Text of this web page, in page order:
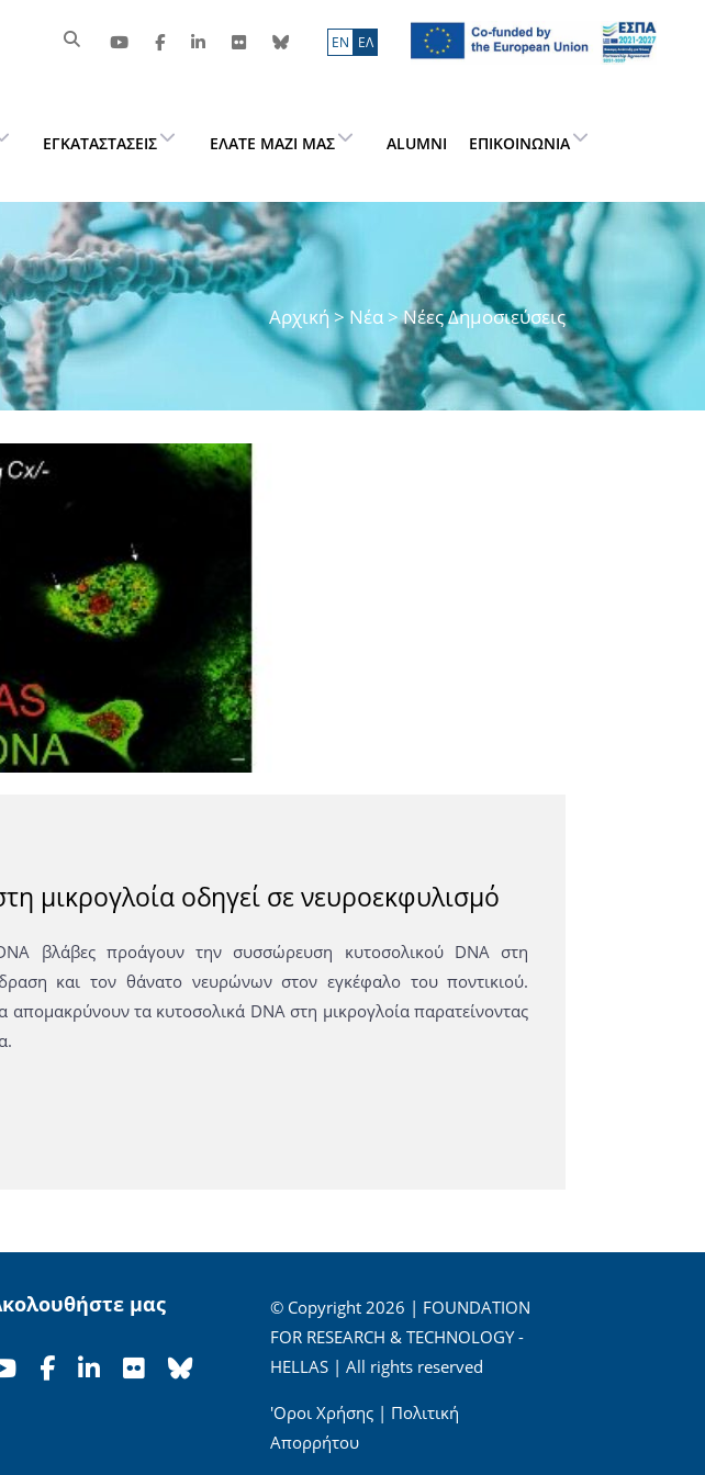
ΕN ΕΛ
ΕΓΚΑΤΑΣΤΆΣΕΙΣ ΕΛΆΤΕ ΜΑΖΊ ΜΑΣ ALUMNI ΕΠΙΚΟΙΝΩΝΊΑ
Αρχική> Νέα > Νέες Δημοσιεύσεις
μικρογλοία οδηγεί σε νευροεκφυλισμό
βλάβες προάγουν την συσσώρευση κυτοσολικού DNA στη
και τον θάνατο νευρώνων στον εγκέφαλο του ποντικιού.
τα κυτοσολικά DNA στη μικρογλοία παρατείνοντας
μας
© Copyright 2026 | FOUNDATION
FOR RESEARCH & TECHNOLOGY -
HELLAS | All rights reserved
'Οροι Χρήσης| Πολιτική
Απορρήτου